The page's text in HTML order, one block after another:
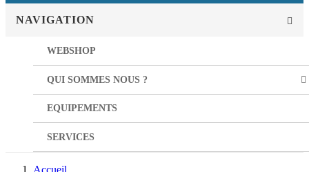
NAVIGATION
WEBSHOP
QUI SOMMES NOUS ?
EQUIPEMENTS
SERVICES
Accueil